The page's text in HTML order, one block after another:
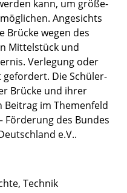
kann, um größe­
Angesichts
Brücke wegen des
Mittel­stück und
Verle­gung oder
gefor­dert. Die Schüler­
Brücke und ihrer
Beitrag im Themen­feld
Förde­rung des Bundes
e.V..
Technik